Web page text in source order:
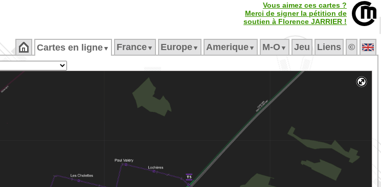
Vous aimez ces cartes ?
Merci de signer la pétition de
soutien à Florence JARRIER !
Cartes en ligne ▼ France ▼ Europe ▼ Amerique ▼ M‑O ▼ Jeu Liens ©